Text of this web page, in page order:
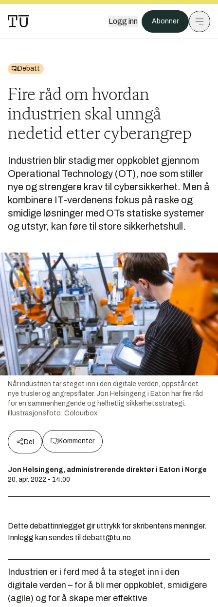
Logg inn Abonner
Debatt
Fire råd om hvordan
industrien skal unngå
nedetid etter cyberangrep
Industrien blir stadig mer oppkoblet gjennom
Operational Technology (OT), noe som stiller
nye og strengere krav til cybersikkerhet. Men å
kombinere IT-verdenens fokus på raske og
smidige løsninger med OTs statiske systemer
og utstyr, kan føre til store sikkerhetshull.
Når industrien tar steget inn i den digitale verden, oppstår det
nye trusler og angrepsflater. Jon Helsingeng i Eaton har fire råd
for en sammenhengende og helhetlig sikkerhetsstrategi.
Illustrasjonsfoto: Colourbox
Del Kommenter
Jon Helsingeng, administrerende direktør i Eaton i Norge
20. apr. 2022 - 14:00
Dette debattinnlegget gir uttrykk for skribentens meninger.
Innlegg kan sendes til debatt@tu.no.
Industrien er i ferd med å ta steget inn i den
digitale verden – for å bli mer oppkoblet, smidigere
(agile) og for å skape mer effektive